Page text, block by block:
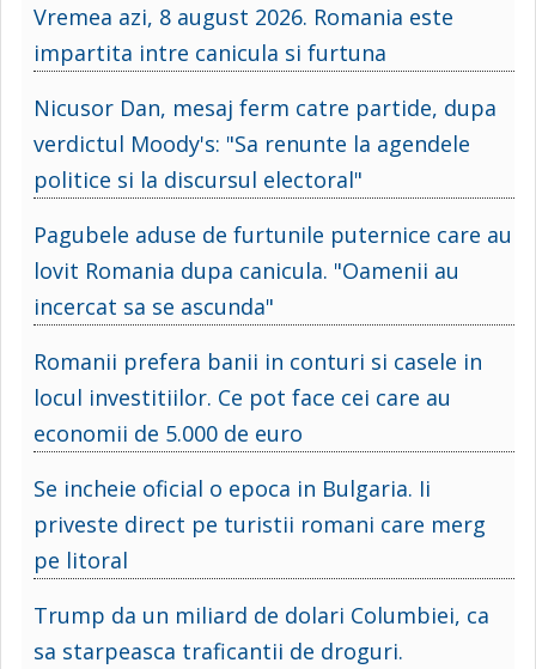
Vremea azi, 8 august 2026. Romania este
impartita intre canicula si furtuna
Nicusor Dan, mesaj ferm catre partide, dupa
verdictul Moody's: "Sa renunte la agendele
politice si la discursul electoral"
Pagubele aduse de furtunile puternice care au
lovit Romania dupa canicula. "Oamenii au
incercat sa se ascunda"
Romanii prefera banii in conturi si casele in
locul investitiilor. Ce pot face cei care au
economii de 5.000 de euro
Se incheie oficial o epoca in Bulgaria. Ii
priveste direct pe turistii romani care merg
pe litoral
Trump da un miliard de dolari Columbiei, ca
sa starpeasca traficantii de droguri.